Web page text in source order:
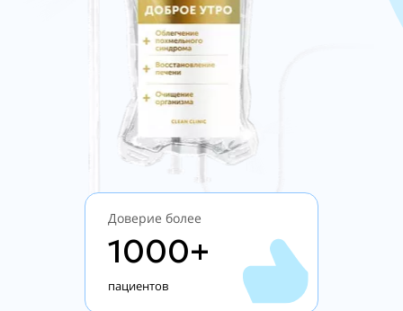
Доверие более
1000+
пациентов